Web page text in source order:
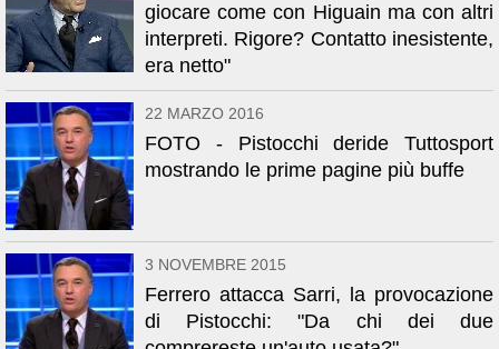
giocare come con Higuain ma con altri
interpreti. Rigore? Contatto inesistente,
era netto"
22 MARZO 2016
FOTO - Pistocchi deride Tuttosport
mostrando le prime pagine più buffe
3 NOVEMBRE 2015
Ferrero attacca Sarri, la provocazione
di Pistocchi: "Da chi dei due